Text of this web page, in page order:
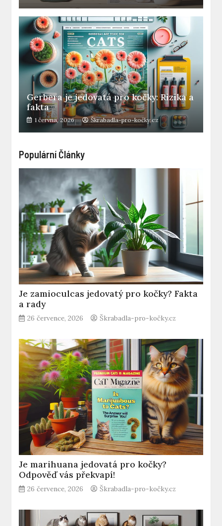
Gerbera je jedovatá pro kočky: Rizika a
fakta
1 června, 2026 Škrabadla-pro-kočky.cz
Populární Články
Je zamioculcas jedovatý pro kočky? Fakta
a rady
26 července, 2026 Škrabadla-pro-kočky.cz
Je marihuana jedovatá pro kočky?
Odpověď vás překvapí!
26 července, 2026 Škrabadla-pro-kočky.cz